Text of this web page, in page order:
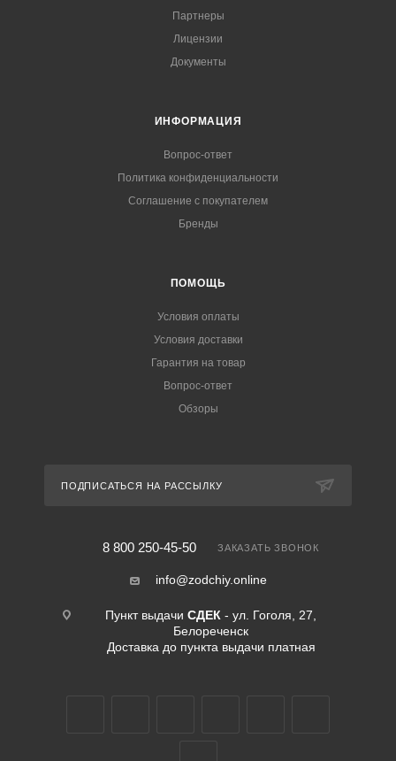
Партнеры
Лицензии
Документы
ИНФОРМАЦИЯ
Вопрос-ответ
Политика конфиденциальности
Соглашение с покупателем
Бренды
ПОМОЩЬ
Условия оплаты
Условия доставки
Гарантия на товар
Вопрос-ответ
Обзоры
ПОДПИСАТЬСЯ НА РАССЫЛКУ
8 800 250-45-50 ЗАКАЗАТЬ ЗВОНОК
info@zodchiy.online
Пункт выдачи СДЕК - ул. Гоголя, 27,
Белореченск
Доставка до пункта выдачи платная